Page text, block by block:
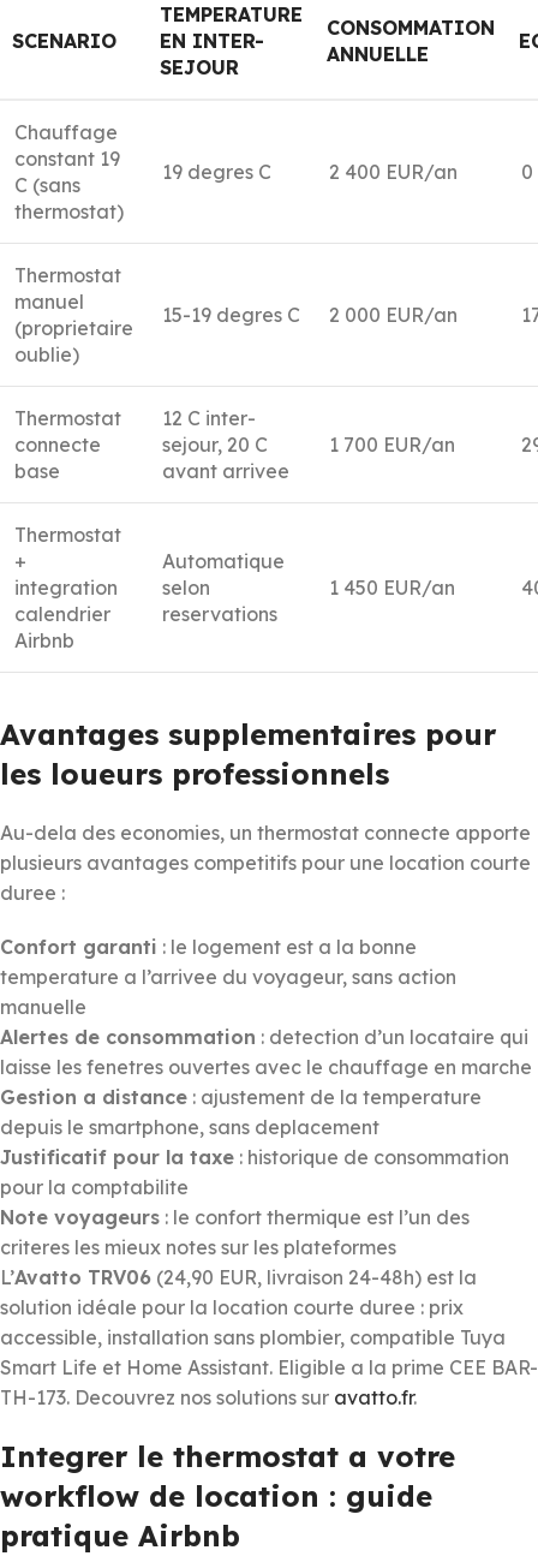
SCENARIO
TEMPERATURE
EN INTER-
SEJOUR
CONSOMMATION
ANNUELLE
Chauffage
constant 19
C (sans
thermostat)
19 degres C 2 400 EUR/an 0
Thermostat
manuel
(proprietaire
oublie)
15-19 degres C 2 000 EUR/an
Thermostat
connecte
base
12 C inter-
sejour, 20 C
avant arrivee
1 700 EUR/an
Thermostat
+
integration
calendrier
Airbnb
Automatique
selon
reservations
1 450 EUR/an
Avantages supplementaires pour
les loueurs professionnels
Au-dela des economies, un thermostat connecte apporte
plusieurs avantages competitifs pour une location courte
duree :
Confort garanti : le logement est a la bonne
temperature a l’arrivee du voyageur, sans action
manuelle
Alertes de consommation : detection d’un locataire qui
laisse les fenetres ouvertes avec le chauffage en marche
Gestion a distance : ajustement de la temperature
depuis le smartphone, sans deplacement
Justificatif pour la taxe : historique de consommation
pour la comptabilite
Note voyageurs : le confort thermique est l’un des
criteres les mieux notes sur les plateformes
L’Avatto TRV06 (24,90 EUR, livraison 24-48h) est la
solution idéale pour la location courte duree : prix
accessible, installation sans plombier, compatible Tuya
Smart Life et Home Assistant. Eligible a la prime CEE BAR-
TH-173. Decouvrez nos solutions sur avatto.fr.
Integrer le thermostat a votre
workflow de location : guide
pratique Airbnb